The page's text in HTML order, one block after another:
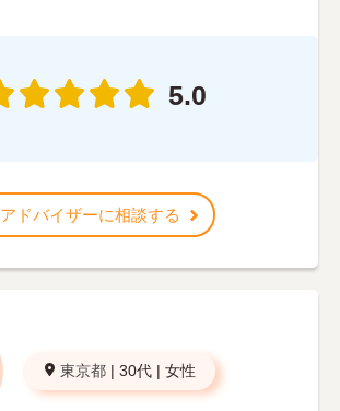
5.0
アドバイザーに相談する
東京都 | 30代 | 女性